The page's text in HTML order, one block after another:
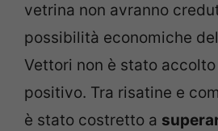
vetrina non avranno
possibilità economiche
Vettori non è stato
positivo. Tra risatine e
è stato costretto a